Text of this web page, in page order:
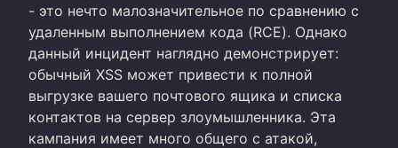
- это нечто малозначительное по сравнению с
удаленным выполнением кода (RCE). Однако
данный инцидент наглядно демонстрирует:
обычный XSS может привести к полной
выгрузке вашего почтового ящика и списка
контактов на сервер злоумышленника. Эта
кампания имеет много общего с атакой,